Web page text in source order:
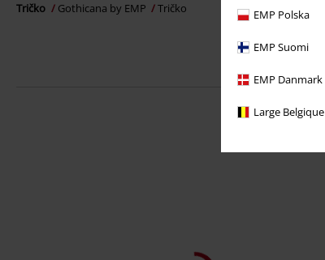
EMP Polska
EMP Suomi
EMP Danmark
Large Belgique
Tričko Gothicana by EMP Tričko